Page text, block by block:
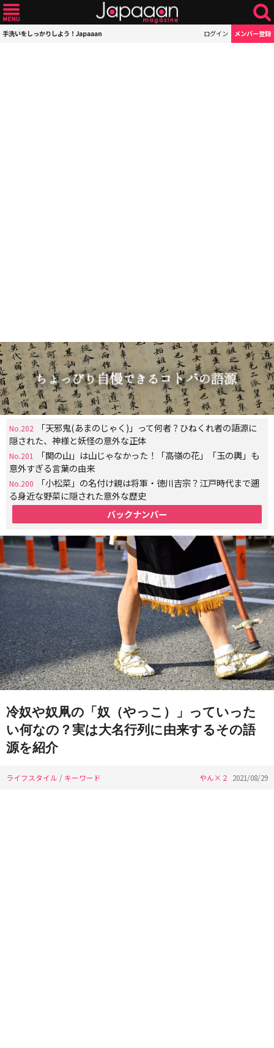
手洗いをしっかりしよう！Japaaan ログイン メンバー登録
No.202
「天邪鬼(あまのじゃく)」って何者？ひねくれ者の語源に
隠された、神様と妖怪の意外な正体
No.201
「関の山」は山じゃなかった！「高嶺の花」「玉の輿」も
意外すぎる言葉の由来
No.200
「小松菜」の名付け親は将軍・徳川吉宗？江戸時代まで遡
る身近な野菜に隠された意外な歴史
バックナンバー
冷奴や奴凧の「奴（やっこ）」っていった
い何なの？実は大名行列に由来するその語
源を紹介
ライフスタイル / キーワード やん×２ 2021/08/29